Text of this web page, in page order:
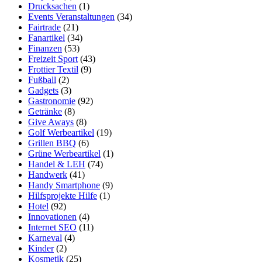
Drucksachen (1)
Events Veranstaltungen (34)
Fairtrade (21)
Fanartikel (34)
Finanzen (53)
Freizeit Sport (43)
Frottier Textil (9)
Fußball (2)
Gadgets (3)
Gastronomie (92)
Getränke (8)
Give Aways (8)
Golf Werbeartikel (19)
Grillen BBQ (6)
Grüne Werbeartikel (1)
Handel & LEH (74)
Handwerk (41)
Handy Smartphone (9)
Hilfsprojekte Hilfe (1)
Hotel (92)
Innovationen (4)
Internet SEO (11)
Karneval (4)
Kinder(2)
Kosmetik (25)